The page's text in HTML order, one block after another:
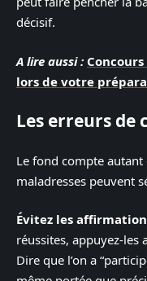
décisif.
A lire aussi :
lors de votre
Les erreurs de
Le fond compte
maladresses peuvent
Évitez les
réussites, appuyez-les
Dire que l’on a